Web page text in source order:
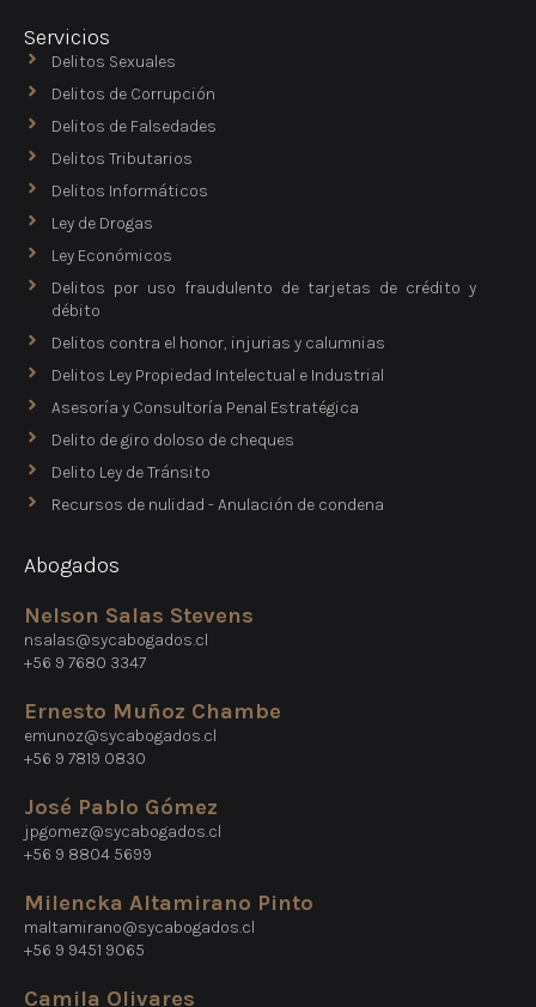
Servicios
Delitos Sexuales
Delitos de Corrupción
Delitos de Falsedades
Delitos Tributarios
Delitos Informáticos
Ley de Drogas
Ley Económicos
Delitos por uso fraudulento de tarjetas de crédito y
débito
Delitos contra el honor, injurias y calumnias
Delitos Ley Propiedad Intelectual e Industrial
Asesoría y Consultoría Penal Estratégica
Delito de giro doloso de cheques
Delito Ley de Tránsito
Recursos de nulidad - Anulación de condena
Abogados
Nelson Salas Stevens
nsalas@sycabogados.cl
+56 9 7680 3347
Ernesto Muñoz Chambe
emunoz@sycabogados.cl
+56 9 7819 0830
José Pablo Gómez
jpgomez@sycabogados.cl
+56 9 8804 5699
Milencka Altamirano Pinto
maltamirano@sycabogados.cl
+56 9 9451 9065
Camila Olivares